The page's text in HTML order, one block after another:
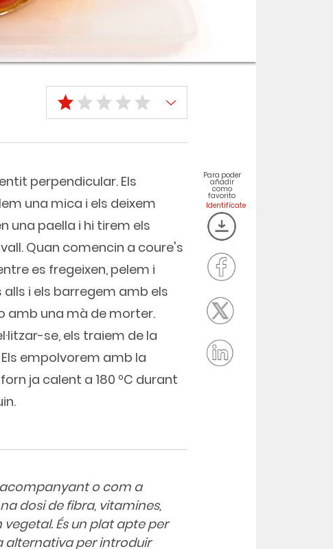
perpendicular. Els
una mica i els deixem
una paella i hi tirem els
Quan comencin a coure's
es fregeixen, pelem i
i els barregem amb els
amb una mà de morter.
se, els traiem de la
empolvorem amb la
ja calent a 180 ºC durant
o com a
dosi de fibra, vitamines,
És un plat apte per
alternativa per introduir
Para poder
añadir
como
favorito